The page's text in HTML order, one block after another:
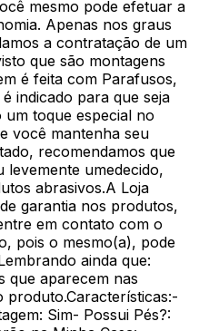
mesmo pode efetuar a
Apenas nos graus
a contratação de um
que são montagens
é feita com Parafusos,
indicado para que seja
toque especial no
você mantenha seu
recomendamos que
levemente umedecido,
abrasivos.A Loja
garantia nos produtos,
em contato com o
pois o mesmo(a), pode
ainda que:
que aparecem nas
produto.Características:-
Sim- Possui Pés?: